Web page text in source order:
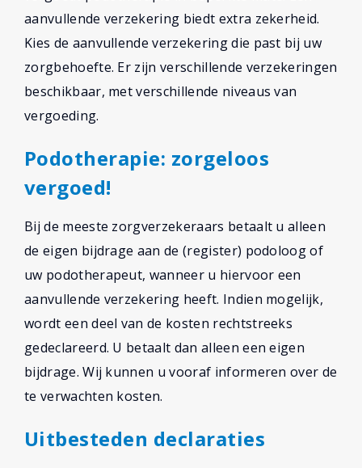
aanvullende verzekering biedt extra zekerheid.
Kies de aanvullende verzekering die past bij uw
zorgbehoefte. Er zijn verschillende verzekeringen
beschikbaar, met verschillende niveaus van
vergoeding.
Podotherapie: zorgeloos
vergoed!
Bij de meeste zorgverzekeraars betaalt u alleen
de eigen bijdrage aan de (register) podoloog of
uw podotherapeut, wanneer u hiervoor een
aanvullende verzekering heeft. Indien mogelijk,
wordt een deel van de kosten rechtstreeks
gedeclareerd. U betaalt dan alleen een eigen
bijdrage. Wij kunnen u vooraf informeren over de
te verwachten kosten.
Uitbesteden declaraties